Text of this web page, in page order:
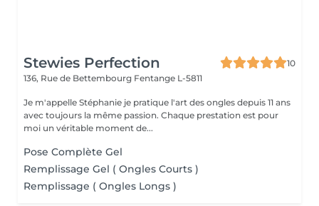
Stewies Perfection
10
136, Rue de Bettembourg Fentange L-5811
Je m'appelle Stéphanie je pratique l'art des ongles depuis 11 ans
avec toujours la même passion. Chaque prestation est pour
moi un véritable moment de...
Pose Complète Gel
Remplissage Gel ( Ongles Courts )
Remplissage ( Ongles Longs )